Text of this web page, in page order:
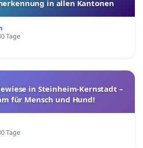
in allen Kantonen
Tage
in Steinheim-Kernstadt –
für Mensch und Hund!
Tage